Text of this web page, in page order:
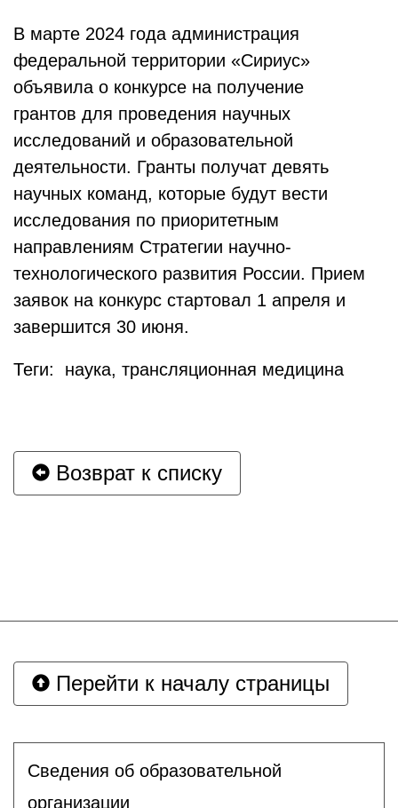
В марте 2024 года администрация
федеральной территории «Сириус»
объявила о конкурсе на получение
грантов для проведения научных
исследований и образовательной
деятельности. Гранты получат девять
научных команд, которые будут вести
исследования по приоритетным
направлениям Стратегии научно-
технологического развития России. Прием
заявок на конкурс стартовал 1 апреля и
завершится 30 июня.
Теги: наука, трансляционная медицина
Возврат к списку
Перейти к началу страницы
Сведения об образовательной
организации